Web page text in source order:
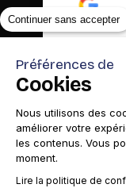
Continuer sans accepter
Préférences de
Cookies
Nous utilisons des
améliorer votre
les contenus. Vous
moment.
Lire la politique de